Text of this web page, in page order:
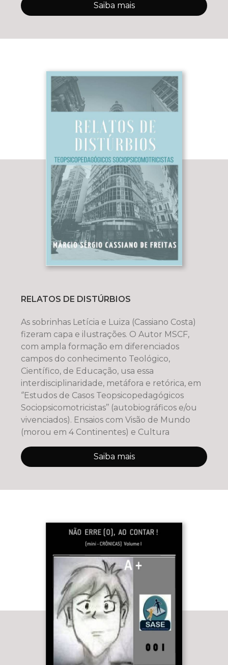
Saiba mais
RELATOS DE DISTÚRBIOS
As sobrinhas Letícia e Luiza (Cassiano Costa)
fizeram capa e ilustrações. O Autor MSCF,
com ampla formação em diferenciados
campos do conhecimento Teológico,
Científico, de Educação, usa essa
interdisciplinaridade, metáfora e retórica, em
‘’Estudos de Casos Teopsicopedagógicos
Sociopsicomotricistas’’ (autobiográficos e/ou
vivenciados). Ensaios com Visão de Mundo
(morou em 4 Continentes) e Cultura
Saiba mais